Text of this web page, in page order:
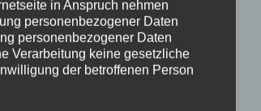
in Anspruch nehmen
personenbezogener Daten
personenbezogener Daten
Verarbeitung keine gesetzliche
der betroffenen Person